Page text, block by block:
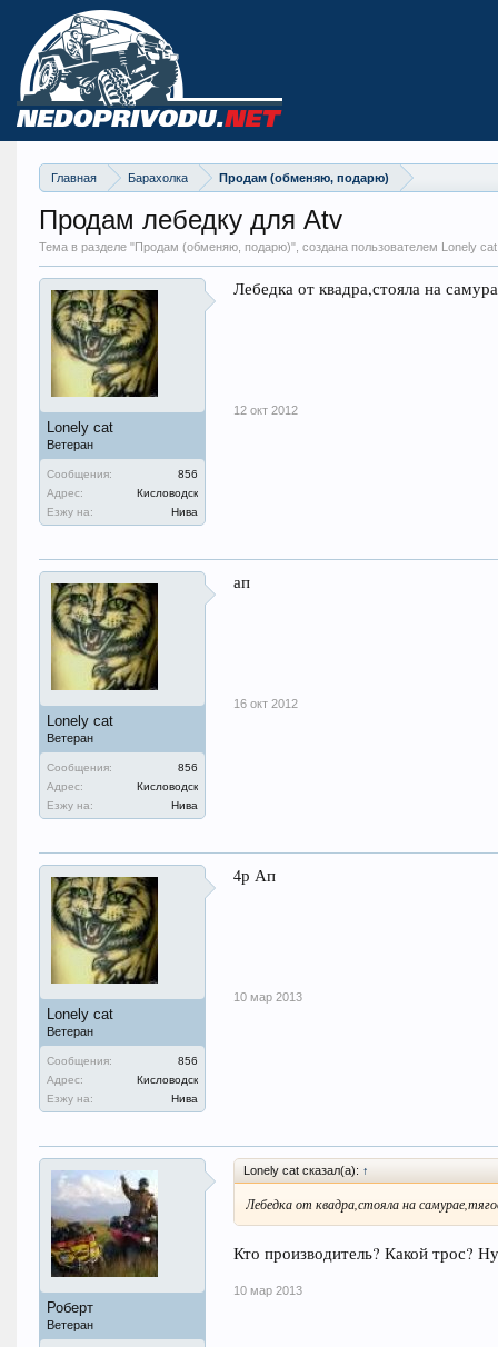
Главная Барахолка Продам (обменяю, подарю)
Продам лебедку для Atv
Тема в разделе "Продам (обменяю, подарю)", создана пользователем Lonely
Lonely cat
Ветеран
Сообщения:
856
Адрес:
Кисловодск
Езжу на:
Нива
Лебедка от квадра,стояла на
12 окт 2012
Lonely cat
Ветеран
Сообщения:
856
Адрес:
Кисловодск
Езжу на:
Нива
ап
16 окт 2012
Lonely cat
Ветеран
Сообщения:
856
Адрес:
Кисловодск
Езжу на:
Нива
4р Ап
10 мар 2013
Роберт
Ветеран
Lonely cat сказал(а): ↑
Лебедка от квадра,стояла на
Кто производитель? Какой трос?
10 мар 2013